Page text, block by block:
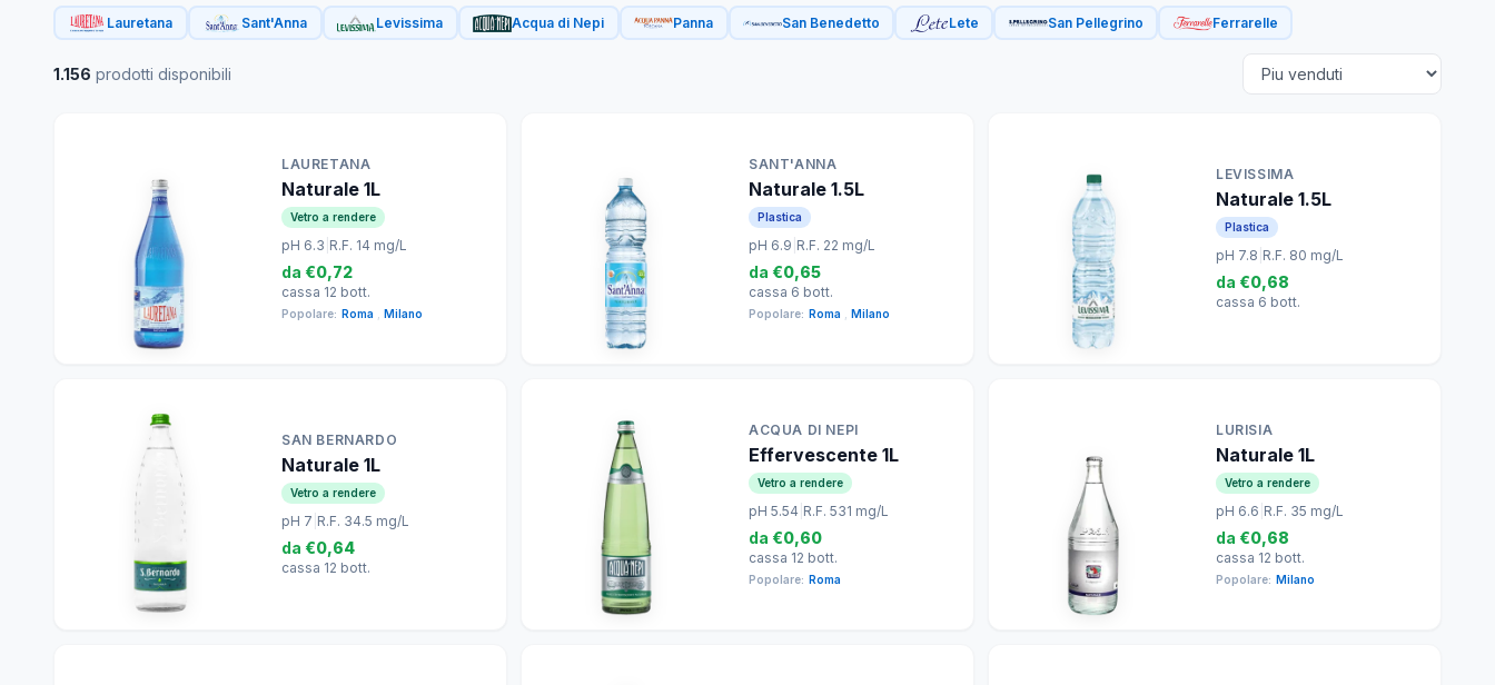
Lauretana Sant'Anna Levissima Acqua di Nepi Panna San Benedetto Lete San Pellegrino Ferrarelle
1.156 prodotti disponibili
LAURETANA
Naturale 1L
Vetro a rendere
pH 6.3 R.F. 14 mg/L
da €0,72
cassa 12 bott.
Popolare: Roma Milano
SANT'ANNA
Naturale 1.5L
Plastica
pH 6.9 R.F. 22 mg/L
da €0,65
cassa 6 bott.
Popolare: Roma Milano
LEVISSIMA
Naturale 1.5L
Plastica
pH 7.8 R.F. 80 mg/L
da €0,68
cassa 6 bott.
SAN BERNARDO
Naturale 1L
Vetro a rendere
pH 7 R.F. 34.5 mg/L
da €0,64
cassa 12 bott.
ACQUA DI NEPI
Effervescente 1L
Vetro a rendere
pH 5.54 R.F. 531 mg/L
da €0,60
cassa 12 bott.
Popolare: Roma
LURISIA
Naturale 1L
Vetro a rendere
pH 6.6 R.F. 35 mg/L
da €0,68
cassa 12 bott.
Popolare: Milano